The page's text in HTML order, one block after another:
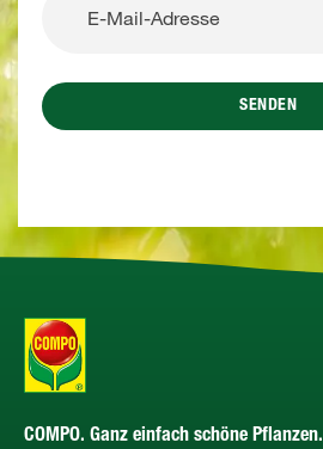
SENDEN
COMPO. Ganz einfach schöne Pflanzen.